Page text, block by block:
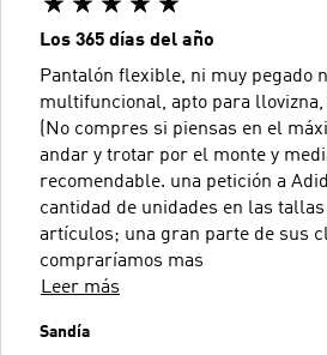
Los 365 días del año
Pantalón flexible, ni muy pegado
multifuncional, apto para
(No compres si piensas en el
andar y trotar por el monte y media montaña muy
recomendable. una petición a Adidas: Hagan más
cantidad de unidades en las tallas short en todos sus
artículos; una gran parte de sus
compraríamos mas
Leer más
Sandía